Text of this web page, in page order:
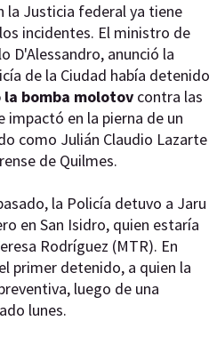
la Justicia federal ya tiene
incidentes. El ministro de
D'Alessandro, anunció la
de la Ciudad había detenido
bomba molotov contra las
impactó en la pierna de un
como Julián Claudio Lazarte
de Quilmes.
la Policía detuvo a Jaru
en San Isidro, quien estaría
Rodríguez (MTR). En
primer detenido, a quien la
luego de una
lunes.